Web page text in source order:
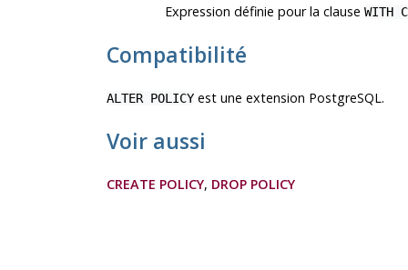
Expression définie pour la clause WITH
Compatibilité
ALTER POLICYest une extension PostgreSQL.
Voir aussi
CREATE POLICY, DROP POLICY